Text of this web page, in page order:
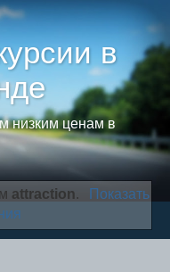
в
низким ценам в
attraction.
Показать